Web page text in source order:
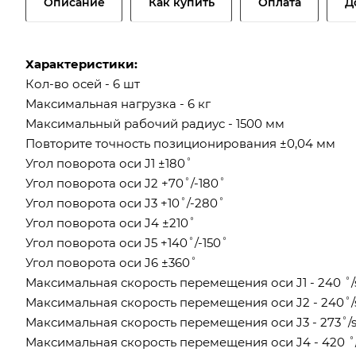
Характеристики:
Кол-во осей - 6 шт
Максимальная нагрузка - 6 кг
Максимальный рабочий радиус - 1500 мм
Повторите точность позиционирования ±0,04 мм
Угол поворота оси J1 ±180˚
Угол поворота оси J2 +70˚/-180˚
Угол поворота оси J3 +10˚/-280˚
Угол поворота оси J4 ±210˚
Угол поворота оси J5 +140˚/-150˚
Угол поворота оси J6 ±360˚
Максимальная скорость перемещения оси J1 - 240 ˚/
Максимальная скорость перемещения оси J2 - 240˚/
Максимальная скорость перемещения оси J3 - 273˚/s
Максимальная скорость перемещения оси J4 - 420